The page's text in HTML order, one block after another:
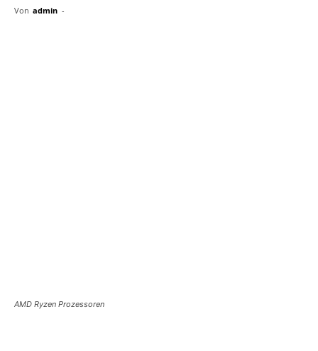
Von admin -
AMD Ryzen Prozessoren